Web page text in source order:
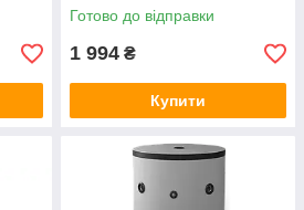
Готово до відправки
1 994 ₴
Купити